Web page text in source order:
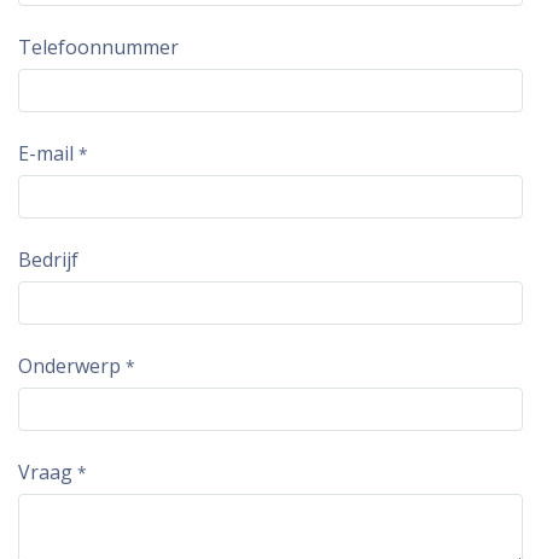
Telefoonnummer
E-mail *
Bedrijf
Onderwerp *
Vraag *